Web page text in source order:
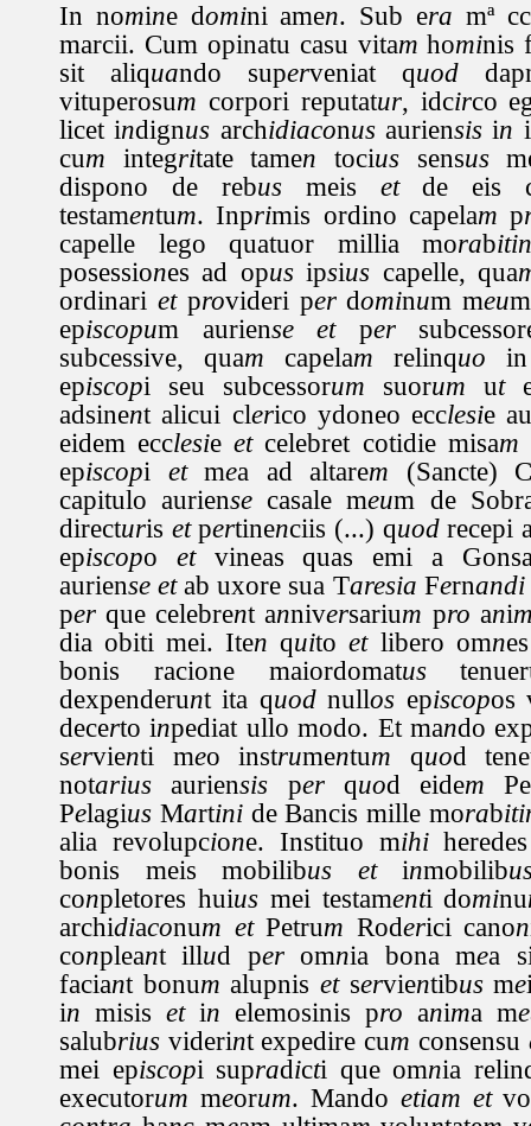
In nomine domini amen. Sub era mª
marcii. Cum opinatu casu vitam hominis
sit aliquando superveniat quod
vituperosum corpori reputatur, idcirco
licet indignus archidiaconusauriensis in
cum integritate tamen tociussensus
dispono de rebusmeis etde eis
testamentum. Inprimis ordino capelam p
capelle lego quatuor millia morab
posessiones ad opusipsius capelle, qua
ordinari etprovideri perdominum meu
episcopum auriense etper
subcessive, quam capelam relinquo
episcopi seu subcessorum suorum ut
adsinent alicui clerico ydoneo ecclesie
eidem ecclesieetcelebret cotidie misam
episcopi etmea ad altarem (Sancte)
capitulo auriense casale meum de
directuris etpertinenciis (...) quodrecepi
episcopo etvineas quas emi a
auriense etab uxore sua Taresia Fernandi
per que celebrent anniversarium pro ani
dia obiti mei. Iten quitoetlibero omn
bonis racione maiordomatus
dexpenderunt ita quodnullos episcopos
decerto inpediat ullo modo. Et mando
servienti meo instrumentum quod
notarius auriensis perquod eidem
Pelagius Martinide Bancis mille morab
alia revolupcione. Instituo mihi
bonis meis mobilibus etinmobilib
conpletores huiusmei testamenti dominu
archidiaconum etPetrum Roderici canon
conpleant illud peromnia bona mea
faciant bonum alupnis etservientibusme
in misis etin elemosinis pro anima me
salubrius viderint expedire cum consensu
mei episcopi supradicti que omnia
executorum meorum. Mando etiam et